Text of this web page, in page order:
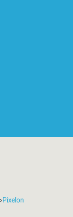
Pixelon